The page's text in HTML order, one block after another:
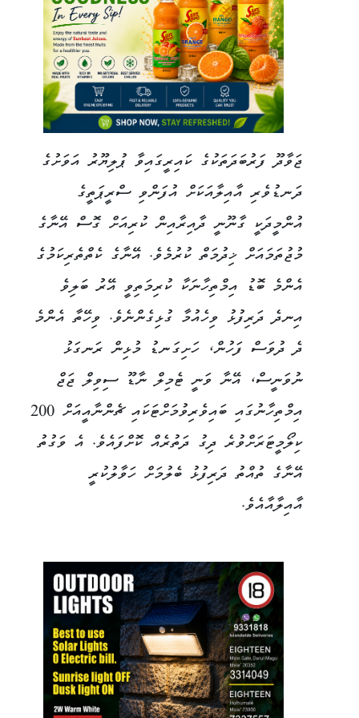
ޖަވާދޫ ފަރުބަދަތަކުގެ ކައިރީގައިވާ ޕުލިޔޫރު އަވަށުގެ
ދަނޑުވެރި އާއިލާއަކަށް އުފަންވި ސްރީޕަތީގެ
އުންމީދަކީ ގާނޫނީ ދާއިރާއިން ކުރިއަށް ގޮސް އޭނާގެ
މުޖުތަމައަށް ޚިދުމަތް ކުރުމެވެ. އޭނާގެ ކެތްތެރިކަމުގެ
އެންމެ ބޮޑު އިމްތިހާނަކާ ކުރިމަތިވީ އޭރު ބަލިވެ
އިނދެ ދަރިފުޅު ވިހެއުމާ ގުޅިގެންނެވެ. ވިހޭތާ އެންމެ
ދެ ދުވަސް ފަހުން، ހަށިގަނޑު މުޅިން ރަނގަޅު
ނުވަނީސް، އޭނާ ވަނީ ޓެމިލް ނާޑޫ ސިވިލް ޖަޖް
އިމްތިހާނުގައި ބައިވެރިވުމަށްޓަކައި ޗެންނާއީއަށް 200
ކިލޯމީޓަރަށްވުރެ ދިގު ދަތުރެއް ކޮށްފައެވެ. އެ ވަގުތު
އޭނާގެ ތުއްތު ދަރިފުޅު ބެލުމަށް ހަވާލުކުރީ
އާއިލާއާއެވެ.